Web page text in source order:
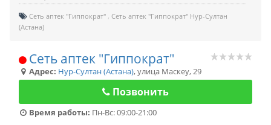
Сеть аптек "Гиппократ" Сеть аптек "Гиппократ" Нур-Султан
(Астана)
Сеть аптек "Гиппократ"
Адрес: Нур-Султан (Астана),улица Маскеу, 29
Позвонить
Время работы: Пн-Вс: 09:00-21:00